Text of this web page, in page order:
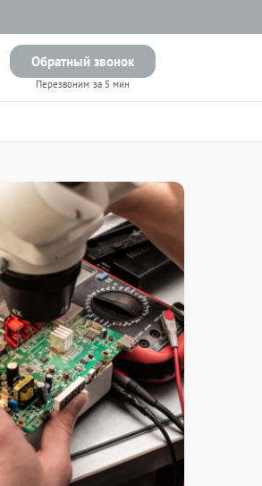
Обратный звонок
Перезвоним за 5 мин